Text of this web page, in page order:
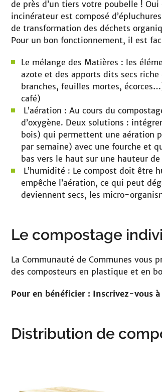
de près d’un tiers votre poubelle !
incinérateur est composé
de transformation des déchets
Pour un bon fonctionnement, il est
Le mélange des Matières : les
azote et des apports dits secs
branches, feuilles mortes,
café)
L’aération : Au cours du
d’oxygène. Deux solutions :
bois) qui permettent une aération
par semaine) avec une fourche et
bas vers le haut sur une hauteur
L’humidité : Le compost doit être
empêche l’aération, ce qui peut
deviennent secs, les micro-
Le compostage
La Communauté de Communes vous
des composteurs en plastique et en
Pour en bénéficier : Inscrivez-vous
Distribution de